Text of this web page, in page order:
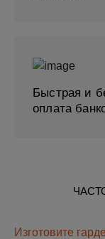
Быстрая и
оплата
Изготовите